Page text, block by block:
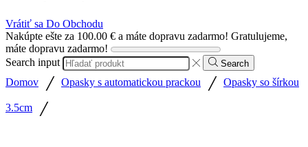
Vrátiť sa Do Obchodu
Nakúpte ešte za 100.00 € a máte dopravu zadarmo! Gratulujeme,
máte dopravu zadarmo!
Search input
Search
Domov / Opasky s automatickou prackou / Opasky so šírkou
3.5cm /